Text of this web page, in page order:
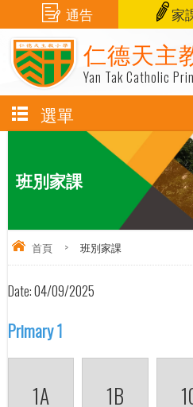
仁德天主
Yan Tak Catholic
通告 家
選單
班別家課
首頁 > 班別家課
Date:04/09/2025
Primary 1
1A 1B